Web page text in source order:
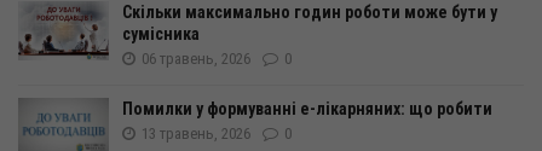
Скільки максимально годин роботи може бути у
сумісника
06 травень, 2026 0
Помилки у формуванні е-лікарняних: що робити
13 травень, 2026 0